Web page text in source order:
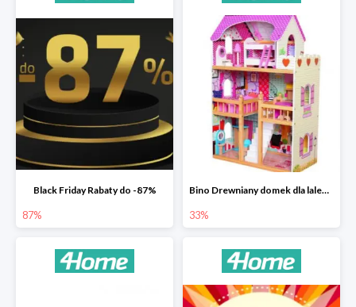
Black Friday Rabaty do -87%
87%
Bino Drewniany domek dla lalek z mebelkami -33%
33%